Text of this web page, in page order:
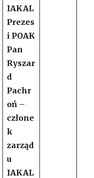
IAKAL
Prezes
i POAK
Pan
Ryszar
d
Pachr
oń –
człone
k
zarząd
u
IAKAL